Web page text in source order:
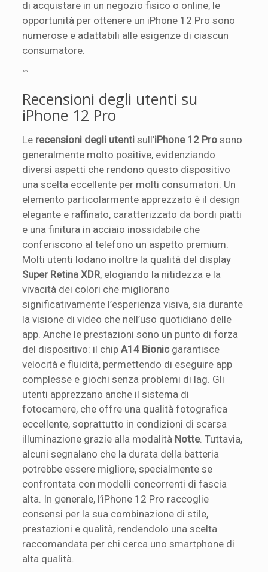
di acquistare in un negozio fisico o online, le
opportunità per ottenere un iPhone 12 Pro sono
numerose e adattabili alle esigenze di ciascun
consumatore.
“`
Recensioni degli utenti su
iPhone 12 Pro
Le recensioni degli utenti sull’iPhone 12 Pro sono
generalmente molto positive, evidenziando
diversi aspetti che rendono questo dispositivo
una scelta eccellente per molti consumatori. Un
elemento particolarmente apprezzato è il design
elegante e raffinato, caratterizzato da bordi piatti
e una finitura in acciaio inossidabile che
conferiscono al telefono un aspetto premium.
Molti utenti lodano inoltre la qualità del display
Super Retina XDR, elogiando la nitidezza e la
vivacità dei colori che migliorano
significativamente l’esperienza visiva, sia durante
la visione di video che nell’uso quotidiano delle
app. Anche le prestazioni sono un punto di forza
del dispositivo: il chipA14 Bionic garantisce
velocità e fluidità, permettendo di eseguire app
complesse e giochi senza problemi di lag. Gli
utenti apprezzano anche il sistema di
fotocamere, che offre una qualità fotografica
eccellente, soprattutto in condizioni di scarsa
illuminazione grazie alla modalità Notte. Tuttavia,
alcuni segnalano che la durata della batteria
potrebbe essere migliore, specialmente se
confrontata con modelli concorrenti di fascia
alta. In generale, l’iPhone 12 Pro raccoglie
consensi per la sua combinazione di stile,
prestazioni e qualità, rendendolo una scelta
raccomandata per chi cerca uno smartphone di
alta qualità.